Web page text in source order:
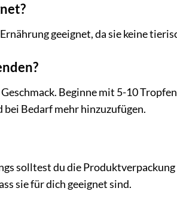
geeignet, da sie keine
Beginne mit 5-10
bei Bedarf mehr hinzuzufügen.
solltest du die
sie für dich geeignet sind.